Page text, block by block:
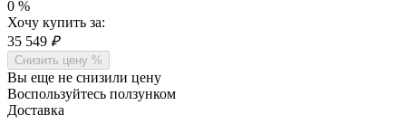
0 %
Хочу купить за:
35 549 ₽
Снизить цену %
Вы еще не снизили цену
Воспользуйтесь ползунком
Доставка